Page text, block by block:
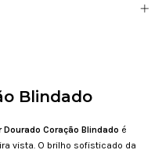
Blindado
Dourado Coração Blindado é
vista. O brilho sofisticado da